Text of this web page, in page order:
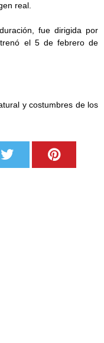
real.
fue dirigida por
el 5 de febrero de
y costumbres de los